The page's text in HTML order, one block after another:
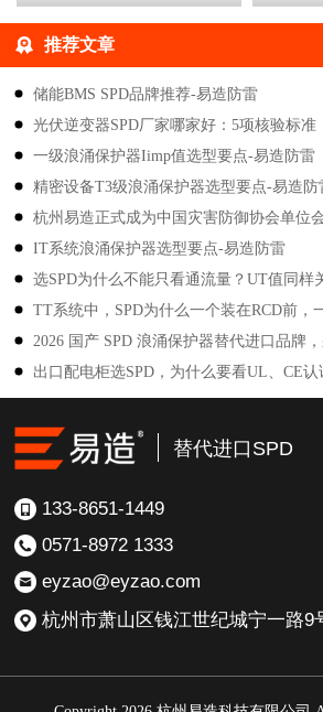
推荐文章
储能BMS SPD品牌推荐-易造防雷
光伏逆变器SPD厂家哪家好：5项核验标准
一级浪涌保护器Iimp值选型要点-易造防雷
精密设备T3级浪涌保护器选型要点-易造防
杭州易造正式成为中国灾害防御协会单位
雷
IT系统浪涌保护器选型要点-易造防雷
选SPD为什么不能只看通流量？UT值同样
防雷
TT系统中，SPD为什么一个装在RCD前，
后？-易造防雷
2026 国产 SPD 浪涌保护器替代进口品牌
勿只对比价格-易造防雷
出口配电柜选SPD，为什么要看UL、CE
雷技术解答
替代进口SPD
133-8651-1449
0571-8972 1333
eyzao@eyzao.com
杭州市萧山区钱江世纪城宁一路9